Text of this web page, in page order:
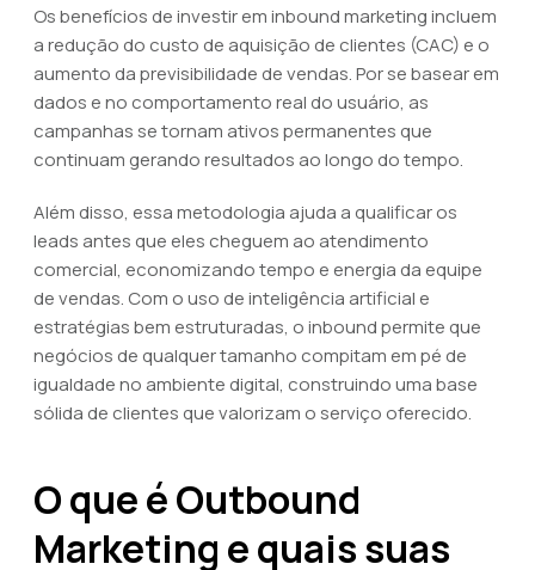
Os benefícios de investir em inbound marketing incluem
a redução do custo de aquisição de clientes (CAC) e o
aumento da previsibilidade de vendas. Por se basear em
dados e no comportamento real do usuário, as
campanhas se tornam ativos permanentes que
continuam gerando resultados ao longo do tempo.
Além disso, essa metodologia ajuda a qualificar os
leads antes que eles cheguem ao atendimento
comercial, economizando tempo e energia da equipe
de vendas. Com o uso de inteligência artificial e
estratégias bem estruturadas, o inbound permite que
negócios de qualquer tamanho compitam em pé de
igualdade no ambiente digital, construindo uma base
sólida de clientes que valorizam o serviço oferecido.
O que é Outbound
Marketing e quais suas